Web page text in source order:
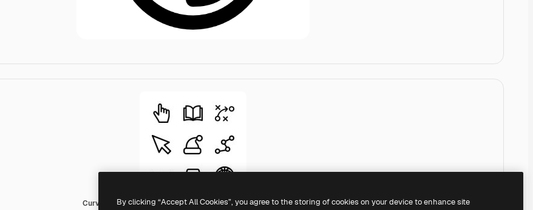
Curved LinealBy clicking “Accept All Cookies”, you agree to the storing of cookies on your device to enhance site